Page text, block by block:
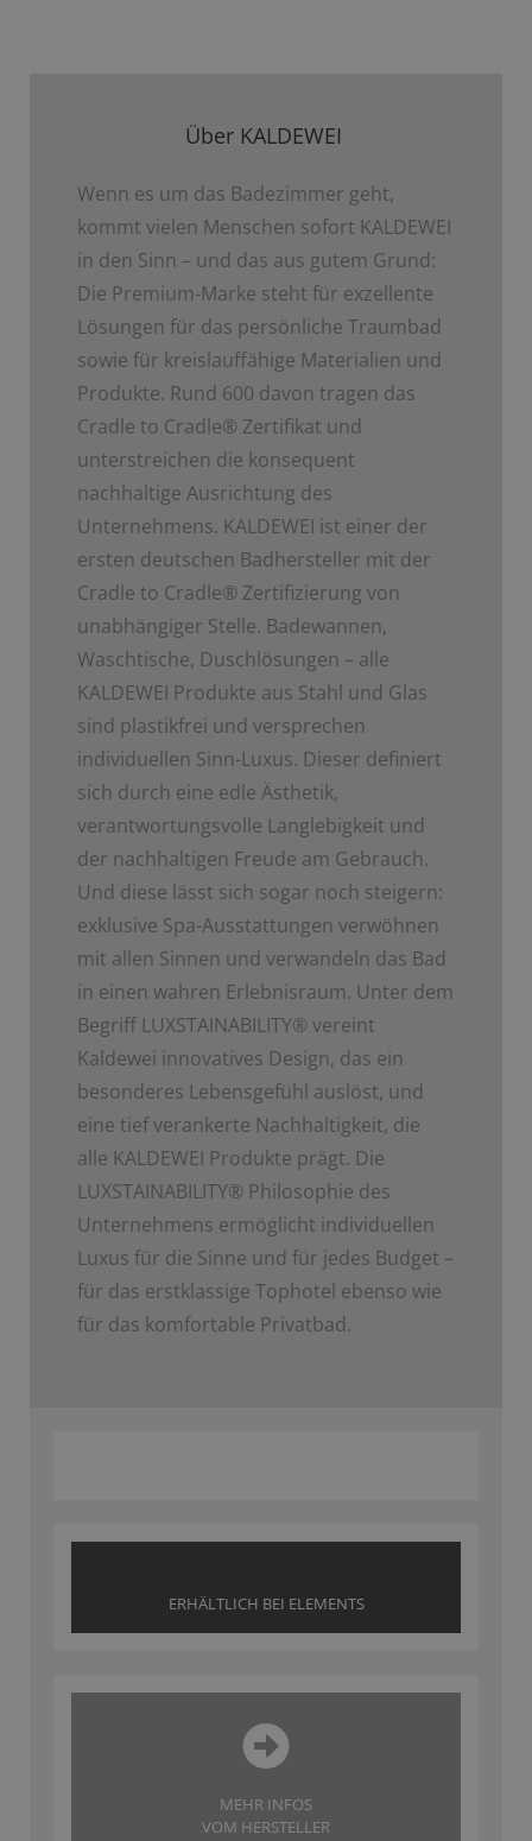
Über KALDEWEI
Wenn es um das Badezimmer geht,
kommt vielen Menschen sofort KALDEWEI
in den Sinn – und das aus gutem Grund:
Die Premium-Marke steht für exzellente
Lösungen für das persönliche Traumbad
sowie für kreislauffähige Materialien und
Produkte. Rund 600 davon tragen das
Cradle to Cradle® Zertifikat und
unterstreichen die konsequent
nachhaltige Ausrichtung des
Unternehmens. KALDEWEI ist einer der
ersten deutschen Badhersteller mit der
Cradle to Cradle® Zertifizierung von
unabhängiger Stelle. Badewannen,
Waschtische, Duschlösungen – alle
KALDEWEI Produkte aus Stahl und Glas
sind plastikfrei und versprechen
individuellen Sinn-Luxus. Dieser definiert
sich durch eine edle Ästhetik,
verantwortungsvolle Langlebigkeit und
der nachhaltigen Freude am Gebrauch.
Und diese lässt sich sogar noch steigern:
exklusive Spa-Ausstattungen verwöhnen
mit allen Sinnen und verwandeln das Bad
in einen wahren Erlebnisraum. Unter dem
Begriff LUXSTAINABILITY® vereint
Kaldewei innovatives Design, das ein
besonderes Lebensgefühl auslöst, und
eine tief verankerte Nachhaltigkeit, die
alle KALDEWEI Produkte prägt. Die
LUXSTAINABILITY® Philosophie des
Unternehmens ermöglicht individuellen
Luxus für die Sinne und für jedes Budget –
für das erstklassige Tophotel ebenso wie
für das komfortable Privatbad.
ERHÄLTLICH BEI ELEMENTS
MEHR INFOS
VOM HERSTELLER